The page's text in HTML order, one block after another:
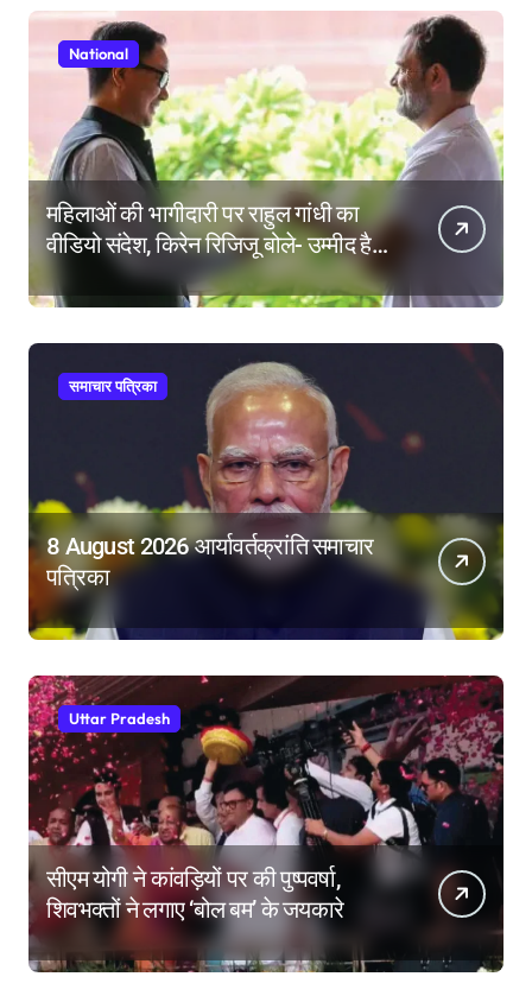
National
महिलाओं की भागीदारी पर राहुल गांधी का
वीडियो संदेश, किरेन रिजिजू बोले- उम्मीद है
महिला आरक्षण बिल का बिना शर्त करेंगे
समर्थन
समाचार पत्रिका
8 August 2026 आर्यावर्तक्रांति समाचार
पत्रिका
Uttar Pradesh
सीएम योगी ने कांवड़ियों पर की पुष्पवर्षा,
शिवभक्तों ने लगाए ‘बोल बम’ के जयकारे